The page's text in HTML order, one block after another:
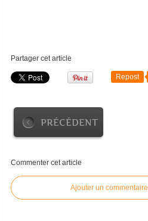
Partager cet article
Repost
PRÉCÉDENT
Commenter cet article
Ajouter un commentaire